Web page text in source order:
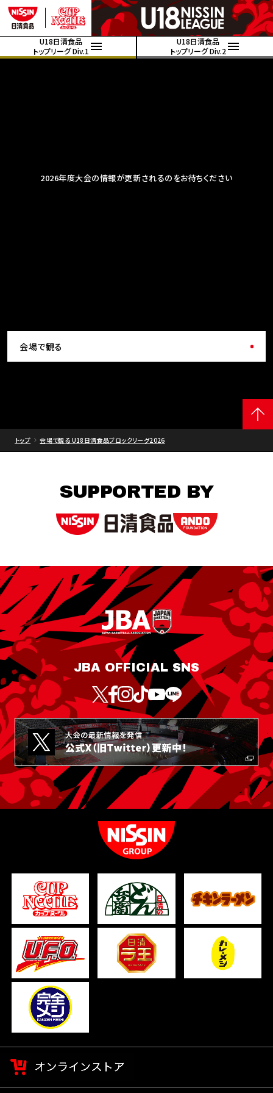
U18日清食品
トップリーグ Div.1
U18日清食品
トップリーグ Div.2
2026年度大会の情報が更新されるのをお待ちください
会場で観る
トップ 会場で観る U18日清食品ブロックリーグ2026
SUPPORTED BY
JBA OFFICIAL SNS